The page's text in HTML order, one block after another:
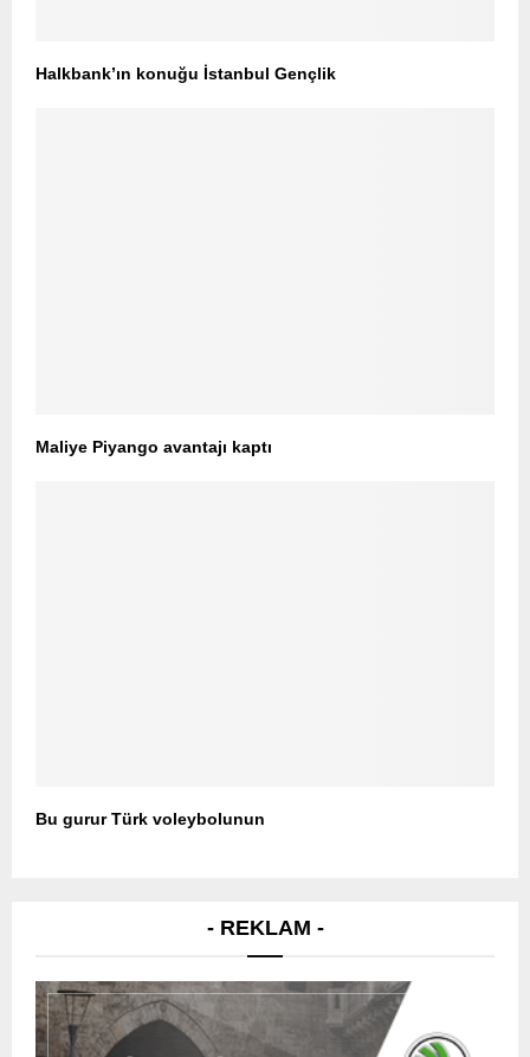
Halkbank’ın konuğu İstanbul Gençlik
Maliye Piyango avantajı kaptı
Bu gurur Türk voleybolunun
- REKLAM -